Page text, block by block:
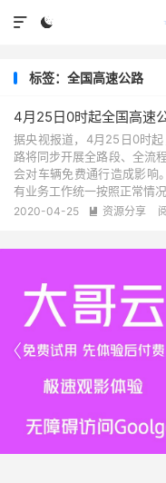


标签：全国高速公路
4月25日0时起全国高速
据央视报道，4月25日0时
路将同步开展全路段、全流
会对车辆免费通行造成影响
有业务工作统一按照正常情
2020-04-25  资源分享
